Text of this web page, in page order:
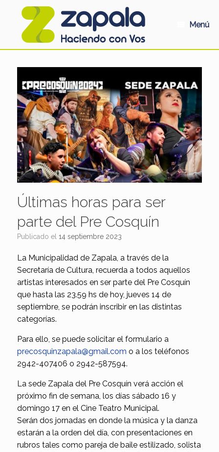
Menú
Últimas horas para ser
parte del Pre Cosquín
Publicado el 14 septiembre 2023
La Municipalidad de Zapala, a través de la
Secretaría de Cultura, recuerda a todos aquellos
artistas interesados en ser parte del Pre Cosquín
que hasta las 23.59 hs de hoy, jueves 14 de
septiembre, se podrán inscribir en las distintas
categorías.
Para ello, se puede solicitar el formulario a
precosquinzapala@gmail.com o a los teléfonos
2942-407406 o 2942-587594.
La sede Zapala del Pre Cosquín verá acción el
próximo fin de semana, los días sábado 16 y
domingo 17 en el Cine Teatro Municipal.
Serán dos jornadas en donde la música y la danza
estarán a la orden del día, con presentaciones en
rubros tales como pareja de baile estilizado, solista